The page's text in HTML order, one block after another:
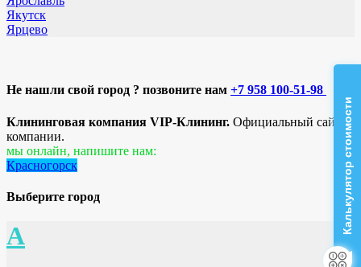
Якутск
Ярцево
Не нашли свой город ? позвоните нам +7 958 100-51-98
Клининговая компания VIP-Клининг. Официальный сайт
компании.
мы онлайн, напишите нам:
Красногорск
Выберите город
А
Калькулятор стоимости